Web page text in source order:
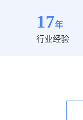
17年
行业经验